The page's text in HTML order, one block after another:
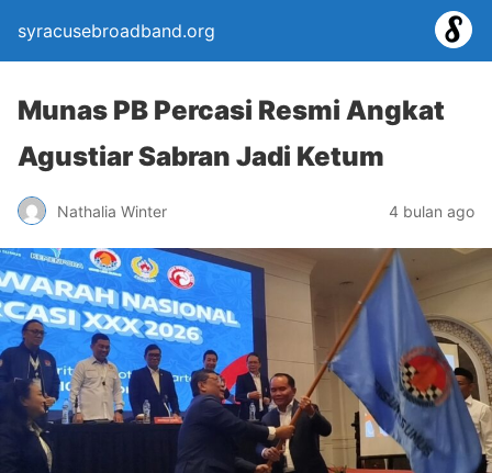
syracusebroadband.org
Munas PB Percasi Resmi Angkat
Agustiar Sabran Jadi Ketum
Nathalia Winter 4 bulan ago